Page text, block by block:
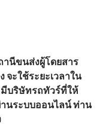
านีขนส่งผู้โดยสาร
จะใช้ระยะเวลาใน
บริษัทรถทัวร์ที่ให้
านระบบออนไลน์ ท่าน